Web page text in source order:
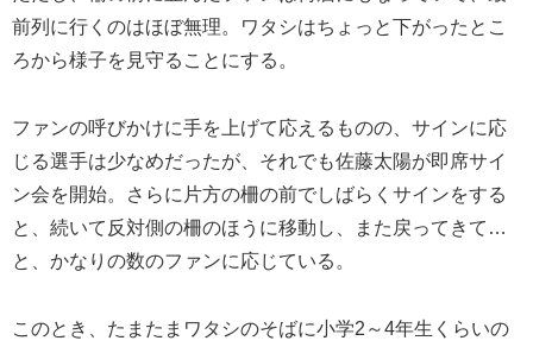
前列に行くのはほぼ無理。ワタシはちょっと下がったとこ
ろから様子を見守ることにする。
ファンの呼びかけに手を上げて応えるものの、サインに応
じる選手は少なめだったが、それでも佐藤太陽が即席サイ
ン会を開始。さらに片方の柵の前でしばらくサインをする
と、続いて反対側の柵のほうに移動し、また戻ってきて…
と、かなりの数のファンに応じている。
このとき、たまたまワタシのそばに小学2～4年生くらいの